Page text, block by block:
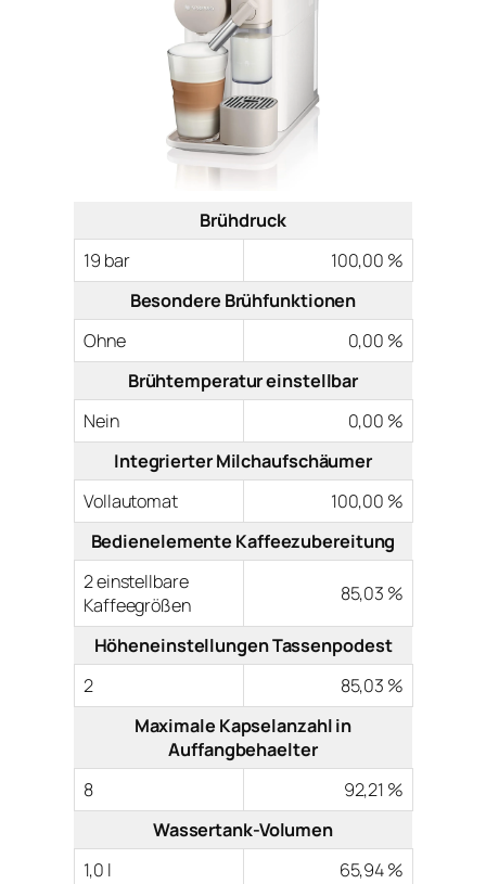
Brühdruck
19 bar
100,00 %
Besondere Brühfunktionen
Ohne
0,00 %
Brühtemperatur einstellbar
Nein
0,00 %
Integrierter Milchaufschäumer
Vollautomat
100,00 %
Bedienelemente Kaffeezubereitung
2 einstellbare
Kaffeegrößen
85,03 %
Höheneinstellungen Tassenpodest
2
85,03 %
Maximale Kapselanzahl in
Auffangbehaelter
8
92,21 %
Wassertank-Volumen
1,0 l
65,94 %